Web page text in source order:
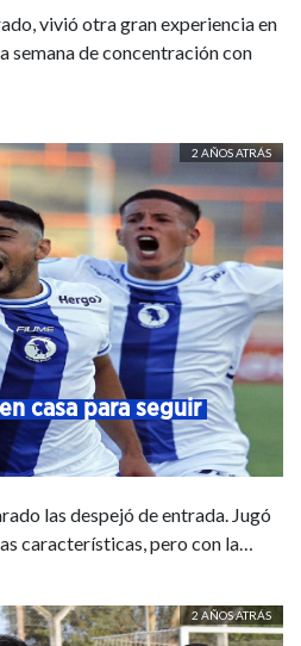
vivió otra gran experiencia en
semana de concentración con
2 AÑOS ATRÁS
casa para seguir
las despejó de entrada. Jugó
características, pero con la…
2 AÑOS ATRÁS